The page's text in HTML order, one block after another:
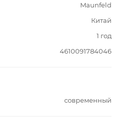
Maunfeld
Китай
1 год
4610091784046
современный